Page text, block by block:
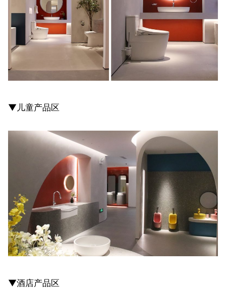
▼儿童产品区
▼酒店产品区